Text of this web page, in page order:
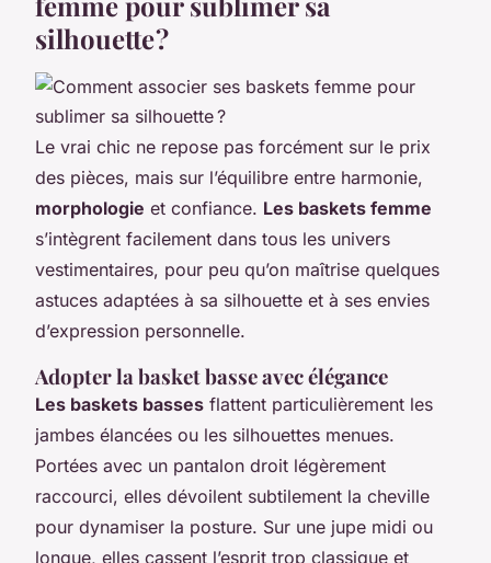
silhouette ?
Le vrai chic ne repose pas forcément sur le prix
des pièces, mais sur l’équilibre entre harmonie,
morphologie et confiance. Les baskets femme
s’intègrent facilement dans tous les univers
vestimentaires, pour peu qu’on maîtrise quelques
astuces adaptées à sa silhouette et à ses envies
d’expression personnelle.
Adopter la basket basse avec élégance
Les baskets basses flattent particulièrement les
jambes élancées ou les silhouettes menues.
Portées avec un pantalon droit légèrement
raccourci, elles dévoilent subtilement la cheville
pour dynamiser la posture. Sur une jupe midi ou
longue, elles cassent l’esprit trop classique et